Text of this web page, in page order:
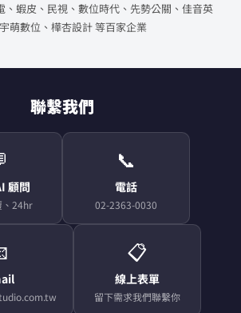
、蝦皮、民視、數位時代、先勢公關、佳音英
萌數位、樺杏設計 等百家企業
聯繫我們
顧問
、24hr
📞
電話
02-2363-0030
📋
線上表單
留下需求我們聯繫你